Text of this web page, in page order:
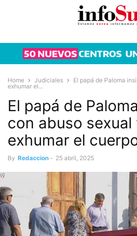
Home Judiciales
El papá de Paloma
exhumar el...
El papá de
con abuso sexual
exhumar el
By Redaccion - 25 abril, 2025